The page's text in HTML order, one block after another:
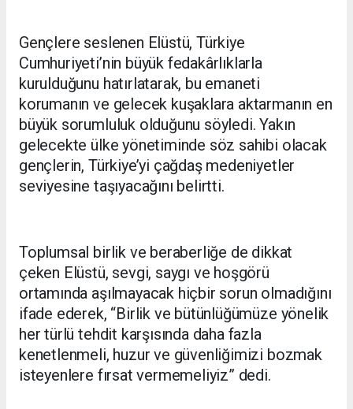
Gençlere seslenen Elüstü, Türkiye
Cumhuriyeti’nin büyük fedakârlıklarla
kurulduğunu hatırlatarak, bu emaneti
korumanın ve gelecek kuşaklara aktarmanın en
büyük sorumluluk olduğunu söyledi. Yakın
gelecekte ülke yönetiminde söz sahibi olacak
gençlerin, Türkiye’yi çağdaş medeniyetler
seviyesine taşıyacağını belirtti.
Toplumsal birlik ve beraberliğe de dikkat
çeken Elüstü, sevgi, saygı ve hoşgörü
ortamında aşılmayacak hiçbir sorun olmadığını
ifade ederek, “Birlik ve bütünlüğümüze yönelik
her türlü tehdit karşısında daha fazla
kenetlenmeli, huzur ve güvenliğimizi bozmak
isteyenlere fırsat vermemeliyiz” dedi.